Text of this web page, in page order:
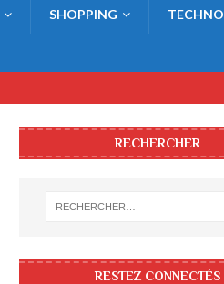
SHOPPING
RECHERCHER
RESTEZ CONNECTÉS